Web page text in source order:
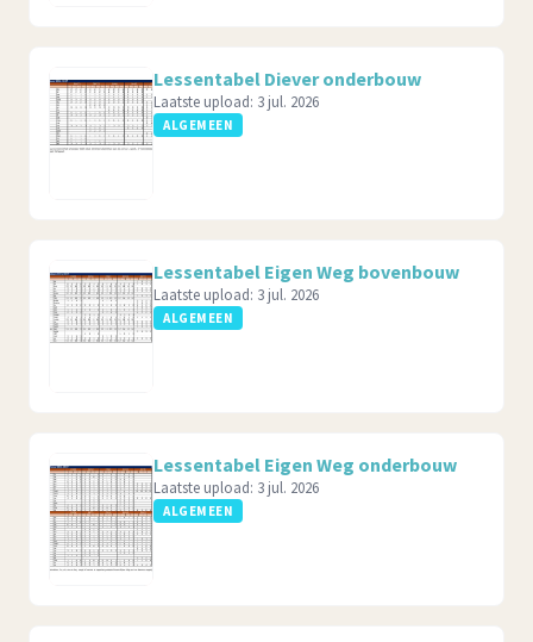
Lessentabel Diever onderbouw
Laatste upload: 3 jul. 2026
ALGEMEEN
Lessentabel Eigen Weg bovenbouw
Laatste upload: 3 jul. 2026
ALGEMEEN
Lessentabel Eigen Weg onderbouw
Laatste upload: 3 jul. 2026
ALGEMEEN